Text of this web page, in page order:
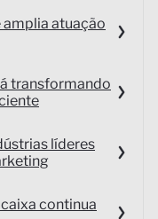
atuação
transformando
líderes
continua